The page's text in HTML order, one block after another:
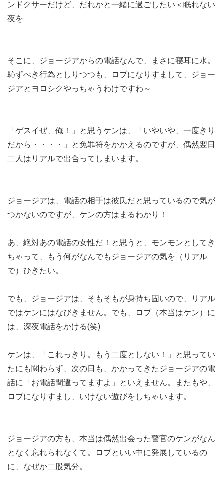
ンドクサーだけど、だれかと一緒に過ごしたい＜眠れない
夜を
そこに、ジョージアからの電話なんで、まさに寝耳に水。
恥ずべき行為としりつつも、ロブになりすまして、ジョー
ジアとヨロシクやっちゃうわけですわ～
「ゲスイぜ、俺！」と思うケンは、「いやいや、一度きり
だから・・・・」と免罪符をかかえるのですが、偶然翌日
二人はリアルで出合ってしまいます。
ジョージアは、電話の相手は彼氏だと思っているので気が
つかないのですが、ケンの方はまるわかり！
あ、絶対あの電話の女性だ！と思うと、モンモンとしてき
ちゃって、もう何がなんでもジョージアの気を（リアル
で）ひきたい。
でも、ジョージアは、そもそもが身持ち固いので、リアル
ではケンにはなびきません。でも、ロブ（本当はケン）に
は、深夜電話をかける(笑)
ケンは、「これっきり。もう二度としない！」と思ってい
たにも関わらず、次の日も、かかってきたジョージアの電
話に「お電話間違ってますよ」といえません。またもや、
ロブになりすまし、いけない遊びをしちゃいます。
ジョージアの方も、本当は偶然出会った警官のケンがなん
となく忘れられなくて。ロブといい中に発展しているの
に、なぜか二股気分。